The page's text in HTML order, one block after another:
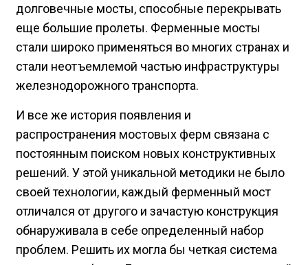
долговечные мосты, способные перекрывать
еще большие пролеты. Ферменные мосты
стали широко применяться во многих странах и
стали неотъемлемой частью инфраструктуры
железнодорожного транспорта.
И все же история появления и
распространения мостовых ферм связана с
постоянным поиском новых конструктивных
решений. У этой уникальной методики не было
своей технологии, каждый ферменный мост
отличался от другого и зачастую конструкция
обнаруживала в себе определенный набор
проблем. Решить их могла бы четкая система